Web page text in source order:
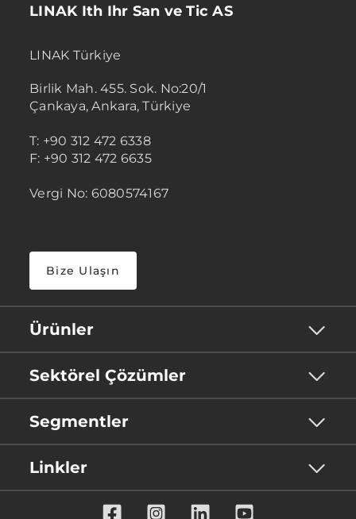
LINAK Ith Ihr San ve Tic AS
LINAK Türkiye
Birlik Mah. 455. Sok. No:20/1
Çankaya, Ankara, Türkiye
T: +90 312 472 6338
F: +90 312 472 6635
Vergi No: 6080574167
Bize Ulaşın
Ürünler
Sektörel Çözümler
Segmentler
Linkler